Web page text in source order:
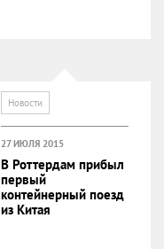
Новости
27 ИЮЛЯ 2015
В Роттердам прибыл
первый
контейнерный поезд
из Китая